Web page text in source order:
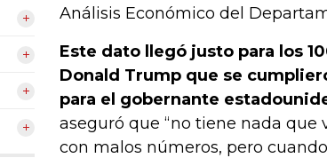
Análisis Económico del
Este dato llegó justo para los
Donald Trump que se
para el gobernante
aseguró que “no tiene nada que
con malos números, pero